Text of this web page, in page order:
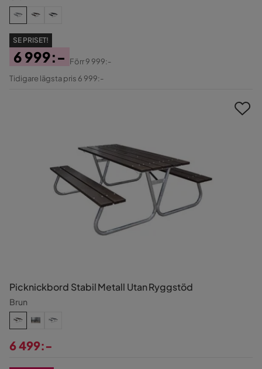
SE PRISET!
Pris
6 999:-
Original
Förr9 999:-
Tidigare lägsta pris 6 999:-
Picknickbord Stabil Metall Utan Ryggstöd
Brun
6 499:-